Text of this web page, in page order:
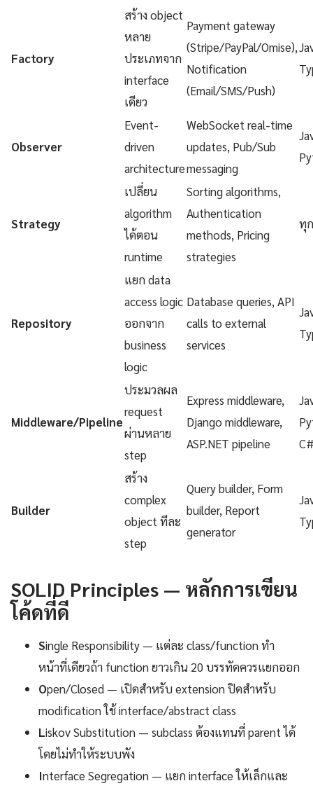
Factory
สร้าง object
หลาย
ประเภทจาก
interface
เดียว
Payment gateway
(Stripe/PayPal/Omise),
Notification
(Email/SMS/Push)
Observer
Event-
driven
architecture
WebSocket real-time
updates, Pub/Sub
messaging
Strategy
เปลี่ยน
algorithm
ได้ตอน
runtime
Sorting algorithms,
Authentication
methods, Pricing
strategies
ทุ
Repository
แยก data
access logic
ออกจาก
business
logic
Database queries, API
calls to external
services
Middleware/Pipeline
ประมวลผล
request
ผ่านหลาย
step
Express middleware,
Django middleware,
ASP.NET pipeline
Builder
สร้าง
complex
object ทีละ
step
Query builder, Form
builder, Report
generator
SOLID Principles — หลักการเขียน
โค้ดที่ดี
Single Responsibility — แต่ละ class/function ทำ
หน้าที่เดียวถ้า function ยาวเกิน 20 บรรทัดควรแยกออก
Open/Closed — เปิดสำหรับ extension ปิดสำหรับ
modification ใช้ interface/abstract class
Liskov Substitution — subclass ต้องแทนที่ parent ได้
โดยไม่ทำให้ระบบพัง
Interface Segregation — แยก interface ให้เล็กและ